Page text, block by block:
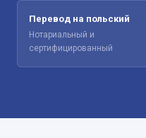
Перевод на польский
Нотариальный и
сертифицированный